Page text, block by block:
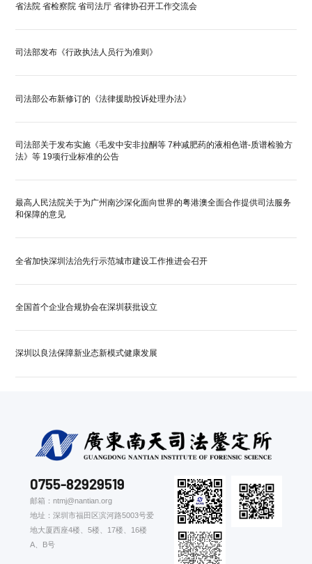
省法院 省检察院 省司法厅 省律协召开工作交流会
司法部发布《行政执法人员行为准则》
司法部公布新修订的《法律援助投诉处理办法》
司法部关于发布实施《毛发中安非拉酮等 7种减肥药的液相色谱-质谱检验方
法》等 19项行业标准的公告
最高人民法院关于为广州南沙深化面向世界的粤港澳全面合作提供司法服务
和保障的意见
全省加快深圳法治先行示范城市建设工作推进会召开
全国首个企业合规协会在深圳获批设立
深圳以良法保障新业态新模式健康发展
0755-82929519
邮箱：ntmj@nantian.org
地址：深圳市福田区滨河路5003号爱
地大厦西座4楼、5楼、17楼、16楼
A、B号